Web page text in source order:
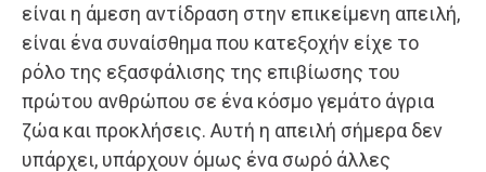
είναι η άμεση αντίδραση στην επικείμενη απειλή,
είναι ένα συναίσθημα που κατεξοχήν είχε το
ρόλο της εξασφάλισης της επιβίωσης του
πρώτου ανθρώπου σε ένα κόσμο γεμάτο άγρια
ζώα και προκλήσεις. Αυτή η απειλή σήμερα δεν
υπάρχει, υπάρχουν όμως ένα σωρό άλλες